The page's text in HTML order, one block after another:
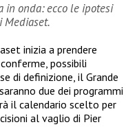
in onda: ecco le ipotesi
inizia a prendere
possibili
di definizione, il Grande
saranno due dei programmi
il calendario scelto per
al vaglio di Pier